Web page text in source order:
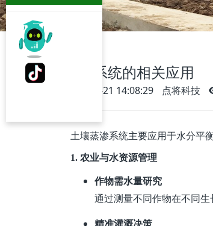
蒸渗系统的相关应用
2025-04-21 14:08:29 点将科技
土壤蒸渗系统主要应用于水分平
1. 农业与水资源管理
作物需水量研究
通过测量不同作物在不同生
精准灌溉决策